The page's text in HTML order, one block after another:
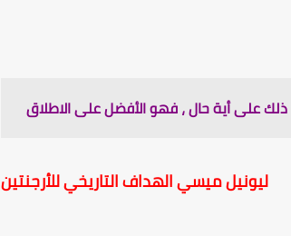
ذلك على أية حال ، فهو الأفضل على الاطلاق
ليونيل ميسي الهداف التاريخي للأرجنتين